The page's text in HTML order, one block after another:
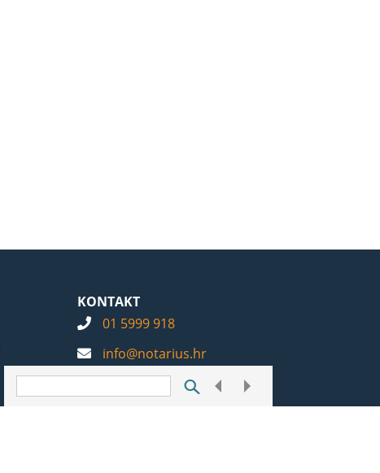
KONTAKT
01 5999 918
info@notarius.hr